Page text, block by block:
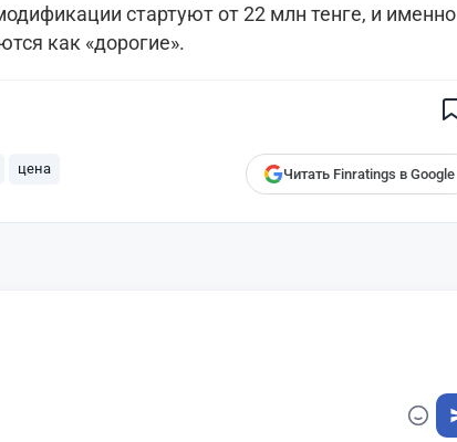
стартуют от 22 млн тенге, и именно
как «дорогие».
цена Читать Finratings в Google